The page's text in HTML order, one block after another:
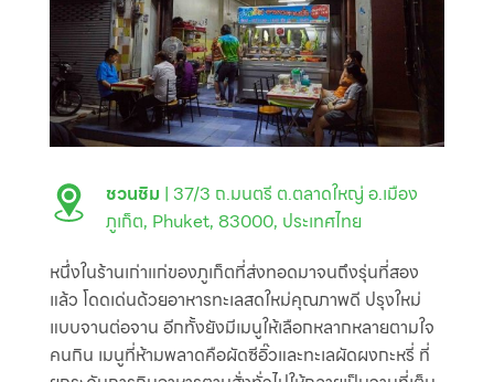
ชวนชิม | 37/3 ถ.มนตรี ต.ตลาดใหญ่ อ.เมือง
ภูเก็ต, Phuket, 83000, ประเทศไทย
หนึ่งในร้านเก่าแก่ของภูเก็ตที่ส่งทอดมาจนถึงรุ่นที่สอง
แล้ว โดดเด่นด้วยอาหารทะเลสดใหม่คุณภาพดี ปรุงใหม่
แบบจานต่อจาน อีกทั้งยังมีเมนูให้เลือกหลากหลายตามใจ
คนกิน เมนูที่ห้ามพลาดคือผัดซีอิ๊วและทะเลผัดผงกะหรี่ ที่